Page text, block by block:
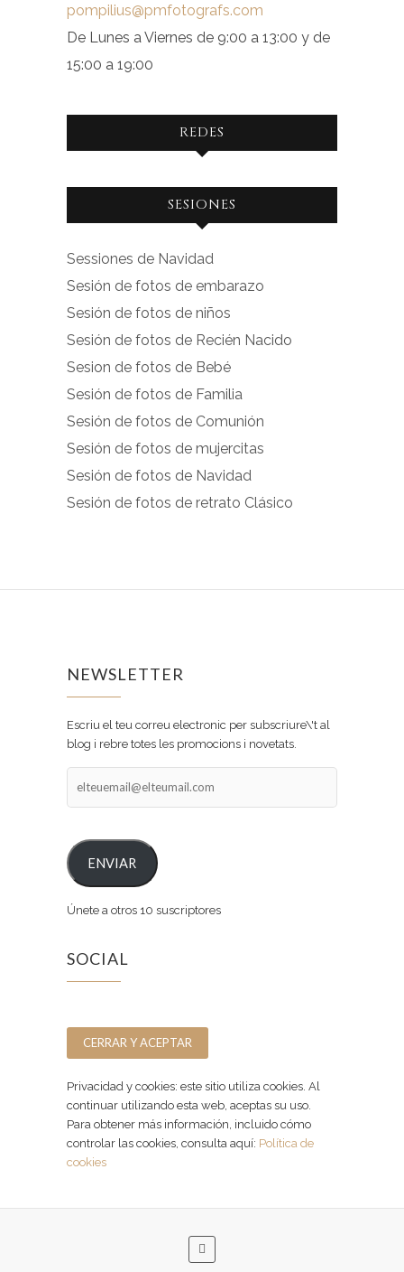
pompilius@pmfotografs.com
De Lunes a Viernes de 9:00 a 13:00 y de
15:00 a 19:00
REDES
Ver
facebook.com
en
Facebook
Ver
instagram.com
en
Instagram
SESIONES
Sessiones de Navidad
Sesión de fotos de embarazo
Sesión de fotos de niños
Sesión de fotos de Recién Nacido
Sesion de fotos de Bebé
Sesión de fotos de Familia
Sesión de fotos de Comunión
Sesión de fotos de mujercitas
Sesión de fotos de Navidad
Sesión de fotos de retrato Clásico
NEWSLETTER
Escriu el teu correu electronic per subscriure\'t al
blog i rebre totes les promocions i novetats.
ENVIAR
Únete a otros 10 suscriptores
SOCIAL
Privacidad y cookies: este sitio utiliza cookies. Al
continuar utilizando esta web, aceptas su uso.
Para obtener más información, incluido cómo
controlar las cookies, consulta aquí: Política de
cookies